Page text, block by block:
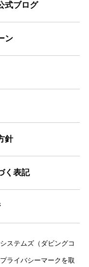
式ブログ
ン
針
く表記
ステムズ（ダビングコ
ライバシーマークを取